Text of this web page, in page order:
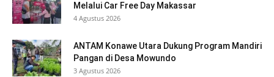
Melalui Car Free Day Makassar
4 Agustus 2026
ANTAM Konawe Utara Dukung Program Mandiri
Pangan di Desa Mowundo
3 Agustus 2026